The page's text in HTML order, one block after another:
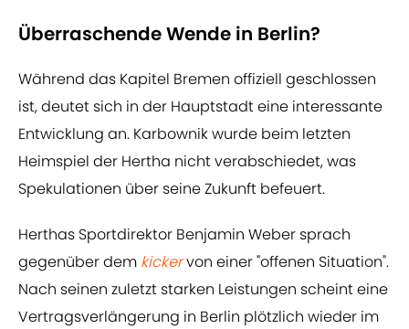
Überraschende Wende in Berlin?
Während das Kapitel Bremen offiziell geschlossen
ist, deutet sich in der Hauptstadt eine interessante
Entwicklung an. Karbownik wurde beim letzten
Heimspiel der Hertha nicht verabschiedet, was
Spekulationen über seine Zukunft befeuert.
Herthas Sportdirektor Benjamin Weber sprach
gegenüber dem kickervon einer "offenen Situation".
Nach seinen zuletzt starken Leistungen scheint eine
Vertragsverlängerung in Berlin plötzlich wieder im